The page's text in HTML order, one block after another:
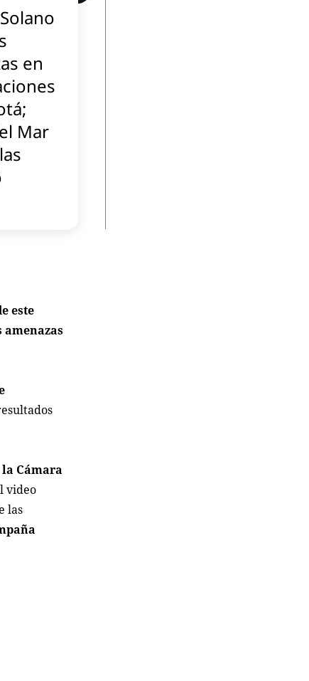
en
Mar
este
Cámara
video
las